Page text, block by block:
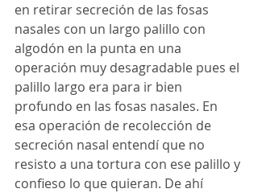
en retirar secreción de las fosas
nasales con un largo palillo con
algodón en la punta en una
operación muy desagradable pues el
palillo largo era para ir bien
profundo en las fosas nasales. En
esa operación de recolección de
secreción nasal entendí que no
resisto a una tortura con ese palillo y
confieso lo que quieran. De ahí